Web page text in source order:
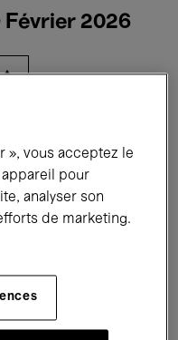
Février 2026
Performances
», vous acceptez le
pour
analyser son
de marketing.